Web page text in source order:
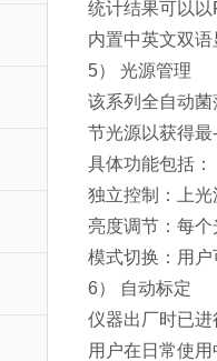
统计结果可以
内置中英文双
5） 光源管理
该系列全自动
节光源以获得
具体功能包括：
独立控制：上
亮度调节：每
模式切换：用户
6） 自动标定
仪器出厂时已
用户在日常使